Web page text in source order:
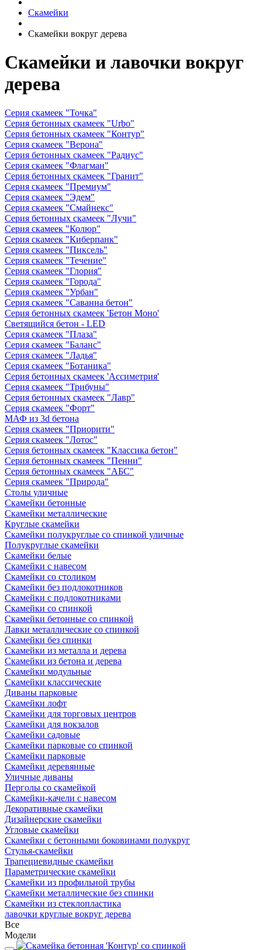
Скамейки
Скамейки вокруг дерева
Скамейки и лавочки вокруг
дерева
Серия скамеек "Точка"
Серия бетонных скамеек "Urbo"
Серия бетонных скамеек "Контур"
Серия скамеек "Верона"
Серия бетонных скамеек "Радиус"
Серия скамеек "Флагман"
Серия бетонных скамеек "Гранит"
Серия скамеек "Премиум"
Серия скамеек "Эдем"
Серия скамеек "Смайнекс"
Серия бетонных скамеек "Лучи"
Серия скамеек "Колюр"
Серия скамеек "Киберпанк"
Серия скамеек "Пиксель"
Серия скамеек "Течение"
Серия скамеек "Глория"
Серия скамеек "Города"
Серия скамеек "Урбан"
Серия скамеек "Саванна бетон"
Серия бетонных скамеек 'Бетон Моно'
Светящийся бетон - LED
Серия скамеек "Плаза"
Серия скамеек "Баланс"
Серия скамеек "Ладья"
Серия скамеек "Ботаника"
Серия бетонных скамеек 'Ассиметрия'
Серия скамеек "Трибуны"
Серия бетонных скамеек "Лавр"
Серия скамеек "Форт"
МАФ из 3d бетона
Серия скамеек "Приорити"
Серия скамеек "Лотос"
Серия бетонных скамеек "Классика бетон"
Серия бетонных скамеек "Пенни"
Серия бетонных скамеек "АБС"
Серия скамеек "Природа"
Столы уличные
Скамейки бетонные
Скамейки металлические
Круглые скамейки
Скамейки полукруглые со спинкой уличные
Полукруглые скамейки
Скамейки белые
Скамейки с навесом
Скамейки со столиком
Скамейки без подлокотников
Скамейки с подлокотниками
Скамейки со спинкой
Скамейки бетонные со спинкой
Лавки металлические со спинкой
Скамейки без спинки
Скамейки из металла и дерева
Скамейки из бетона и дерева
Скамейки модульные
Скамейки классические
Диваны парковые
Скамейки лофт
Скамейки для торговых центров
Скамейки для вокзалов
Скамейки садовые
Скамейки парковые со спинкой
Скамейки парковые
Скамейки деревянные
Уличные диваны
Перголы со скамейкой
Скамейки-качели с навесом
Декоративные скамейки
Дизайнерские скамейки
Угловые скамейки
Скамейки с бетонными боковинами полукруг
Стулья-скамейки
Трапециевидные скамейки
Параметрические скамейки
Скамейки из профильной трубы
Скамейки металлические без спинки
Скамейки из стеклопластика
лавочки круглые вокруг дерева
Все
Модели